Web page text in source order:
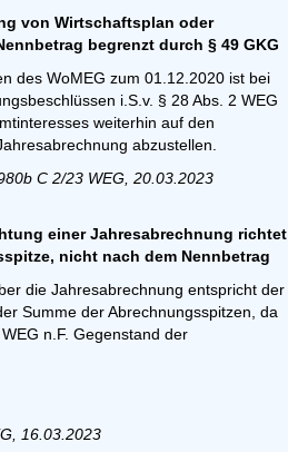
von Wirtschaftsplan oder
begrenzt durch § 49 GKG
des WoMEG zum 01.12.2020 ist bei
i.S.v. § 28 Abs. 2 WEG
weiterhin auf den
abzustellen.
C 2/23 WEG, 20.03.2023
einer Jahresabrechnung richtet
nicht nach dem Nennbetrag
die Jahresabrechnung entspricht der
Summe der Abrechnungsspitzen, da
n.F. Gegenstand der
16.03.2023